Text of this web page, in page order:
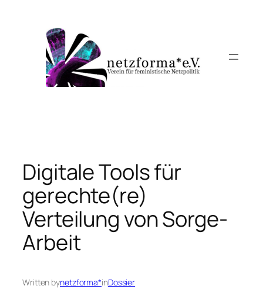
Digitale Tools für
gerechte(re)
Verteilung von Sorge-
Arbeit
Written bynetzforma*inDossier